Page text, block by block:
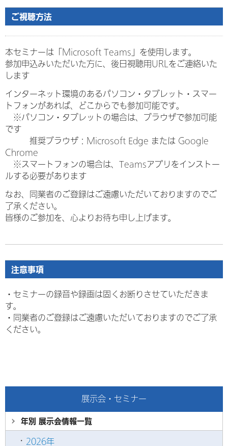
ご視聴方法
本セミナーは「Microsoft Teams」を使用します。
参加申込みいただいた方に、後日視聴用URLをご連絡いた
します
インターネット環境のあるパソコン・タブレット・スマー
トフォンがあれば、どこからでも参加可能です。
※パソコン・タブレットの場合は、ブラウザで参加可能
です
推奨ブラウザ：Microsoft Edge または Google
Chrome
※スマートフォンの場合は、Teamsアプリをインストー
ルする必要があります
なお、同業者のご登録はご遠慮いただいておりますのでご
了承ください。
皆様のご参加を、心よりお待ち申し上げます。
注意事項
・セミナーの録音や録画は固くお断りさせていただきま
す。
・ 同業者のご登録はご遠慮いただいておりますのでご了承
ください。
展示会・セミナー
年別 展示会情報一覧
2026年